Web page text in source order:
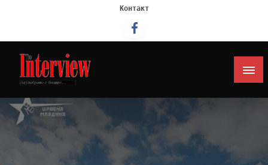
Контакт
Интервју